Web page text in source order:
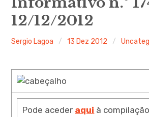
BLOG
12/12/2012
Sergio Lagoa 13 Dez 2012
Pode aceder aqui à